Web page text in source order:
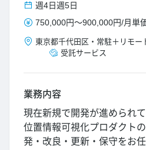
週4日週5日
750,000円～900,000円/月単
東京都千代田区 ・ 常駐＋リモー
受託サービス
業務内容
現在新規で開発が進められ
位置情報可視化プロダクト
発・改良・更新・保守をお任